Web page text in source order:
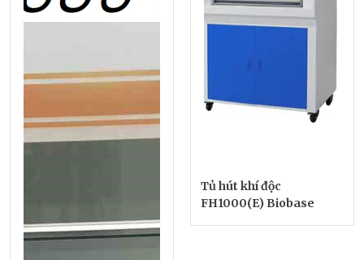
Tủ hút khí độc
FH1000(E) Biobase